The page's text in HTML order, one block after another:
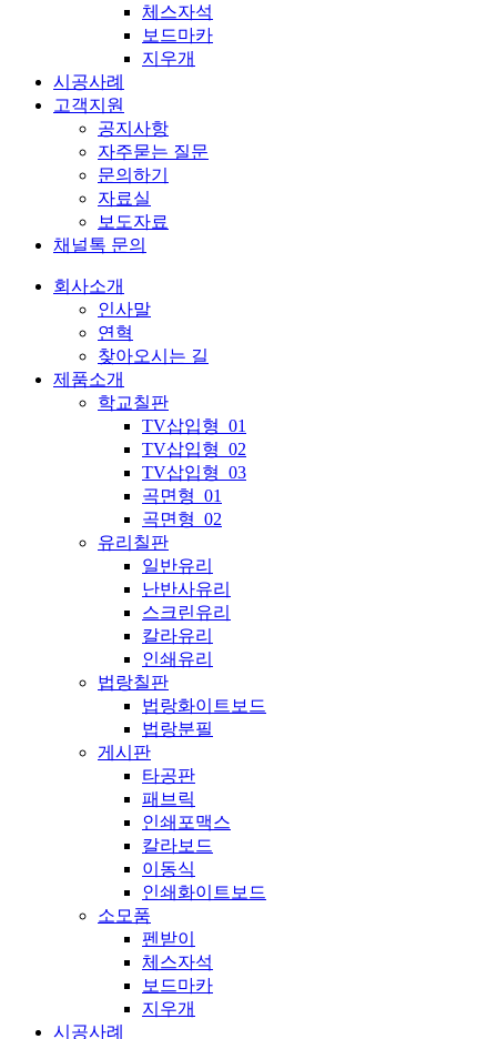
체스자석
보드마카
지우개
시공사례
고객지원
공지사항
자주묻는 질문
문의하기
자료실
보도자료
채널톡 문의
회사소개
인사말
연혁
찾아오시는 길
제품소개
학교칠판
TV삽입형_01
TV삽입형_02
TV삽입형_03
곡면형_01
곡면형_02
유리칠판
일반유리
난반사유리
스크린유리
칼라유리
인쇄유리
법랑칠판
법랑화이트보드
법랑분필
게시판
타공판
패브릭
인쇄포맥스
칼라보드
이동식
인쇄화이트보드
소모품
펜받이
체스자석
보드마카
지우개
시공사례